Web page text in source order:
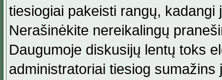
tiesiogiai pakeisti rangų,
Nerašinėkite nereikalingų
Daugumoje diskusijų lentų toks
administratoriai tiesiog